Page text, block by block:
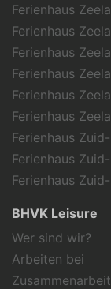
Ferienhaus
Ferienhaus
Ferienhaus
Ferienhaus
Ferienhaus
Ferienhaus
Ferienhaus
Ferienhaus
Ferienhaus
BHVK Leisure
Wer sind wir?
Arbeiten bei
Zusammenarbeit